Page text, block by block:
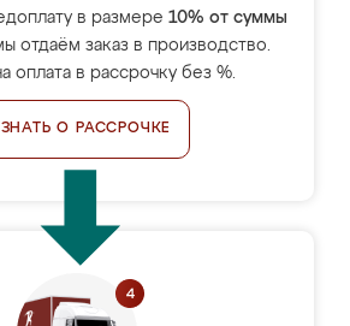
в размере 10% от суммы
отдаём заказ в производство.
оплата в рассрочку без %.
О РАССРОЧКЕ